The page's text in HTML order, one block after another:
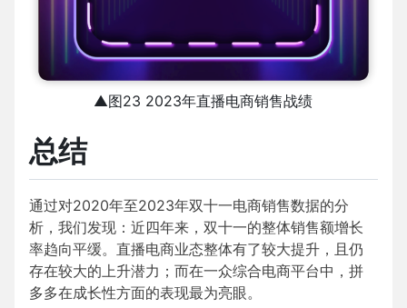
▲图23 2023年直播电商销售战绩
总结
通过对2020年至2023年双十一电商销售数据的分
析，我们发现：近四年来，双十一的整体销售额增长
率趋向平缓。直播电商业态整体有了较大提升，且仍
存在较大的上升潜力；而在一众综合电商平台中，拼
多多在成长性方面的表现最为亮眼。